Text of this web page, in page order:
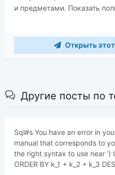
и предметами. Показать
Открыть
Другие посты по
Sql#s You have an error in
manual that corresponds to
the right syntax to use near ')
ORDER BY k_1 + k_2 + k_3